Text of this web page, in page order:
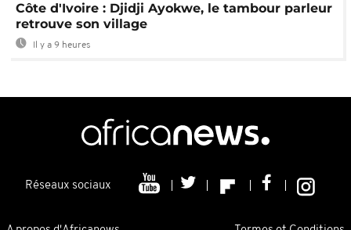
Côte d'Ivoire : Djidji Ayokwe, le tambour parleur
retrouve son village
Il y a 9 heures
Réseaux sociaux